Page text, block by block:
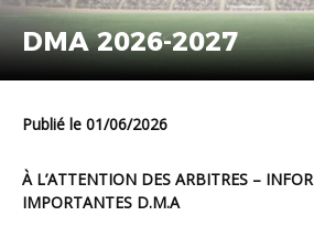
DMA 2026-2027
Publié le 01/06/2026
À L’ATTENTION DES ARBITRES – INFORMATIONS
IMPORTANTES D.M.A